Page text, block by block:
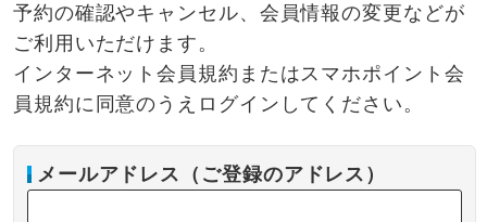
予約の確認やキャンセル、会員情報の変更などが
ご利用いただけます。
インターネット会員規約またはスマホポイント会
員規約に同意のうえログインしてください。
メールアドレス（ご登録のアドレス）